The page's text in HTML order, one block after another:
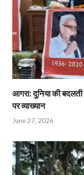
आगरा: दुनिया की
पर व्याख्यान
June 27, 2026